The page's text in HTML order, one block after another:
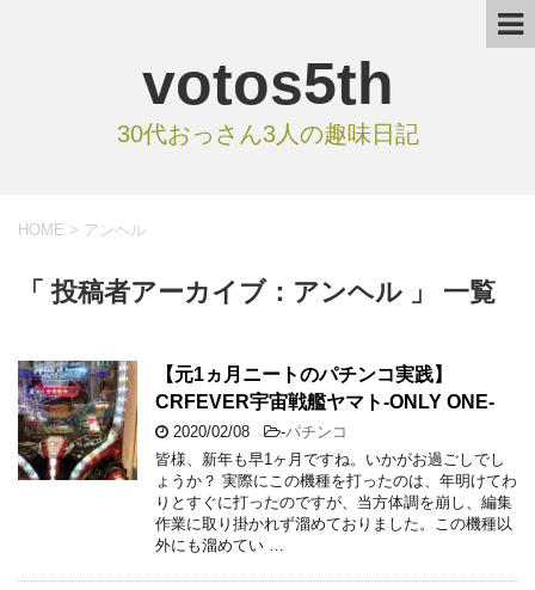
votos5th
30代おっさん3人の趣味日記
HOME > アンヘル
「 投稿者アーカイブ：アンヘル 」 一覧
【元1ヵ月ニートのパチンコ実践】
CRFEVER宇宙戦艦ヤマト-ONLY ONE-
2020/02/08 -パチンコ
皆様、新年も早1ヶ月ですね。いかがお過ごしでし
ょうか？ 実際にこの機種を打ったのは、年明けてわ
りとすぐに打ったのですが、当方体調を崩し、編集
作業に取り掛かれず溜めておりました。この機種以
外にも溜めてい …